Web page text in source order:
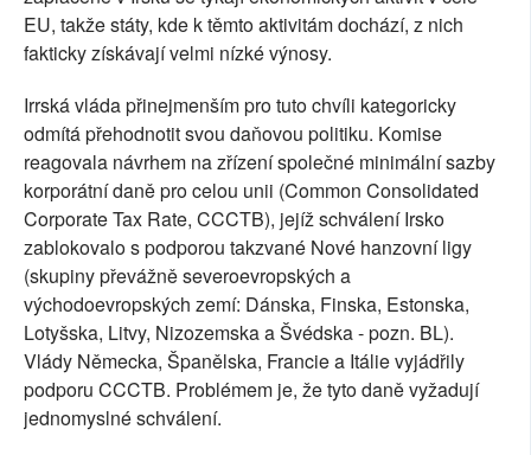
EU, takže státy, kde k těmto aktivitám dochází, z nich
fakticky získávají velmi nízké výnosy.
Irrská vláda přinejmenším pro tuto chvíli kategoricky
odmítá přehodnotit svou daňovou politiku. Komise
reagovala návrhem na zřízení společné minimální sazby
korporátní daně pro celou unii (Common Consolidated
Corporate Tax Rate, CCCTB), jejíž schválení Irsko
zablokovalo s podporou takzvané Nové hanzovní ligy
(skupiny převážně severoevropských a
východoevropských zemí: Dánska, Finska, Estonska,
Lotyšska, Litvy, Nizozemska a Švédska - pozn. BL).
Vlády Německa, Španělska, Francie a Itálie vyjádřily
podporu CCCTB. Problémem je, že tyto daně vyžadují
jednomyslné schválení.